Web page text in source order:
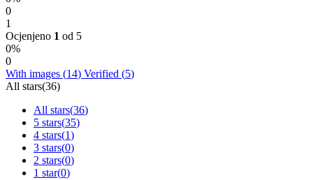
0
1
Ocjenjeno 1 od 5
0%
0
With images (14) Verified (5)
All stars(36)
All stars(36)
5 stars(35)
4 stars(1)
3 stars(0)
2 stars(0)
1 star(0)